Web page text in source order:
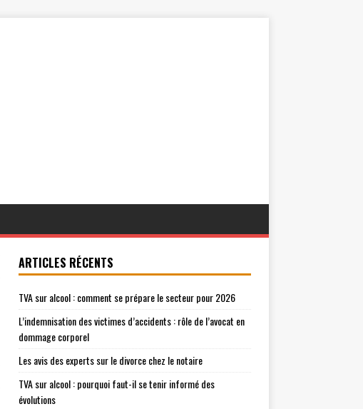
ARTICLES RÉCENTS
TVA sur alcool : comment se prépare le secteur pour 2026
L’indemnisation des victimes d’accidents : rôle de l’avocat en
dommage corporel
Les avis des experts sur le divorce chez le notaire
TVA sur alcool : pourquoi faut-il se tenir informé des
évolutions